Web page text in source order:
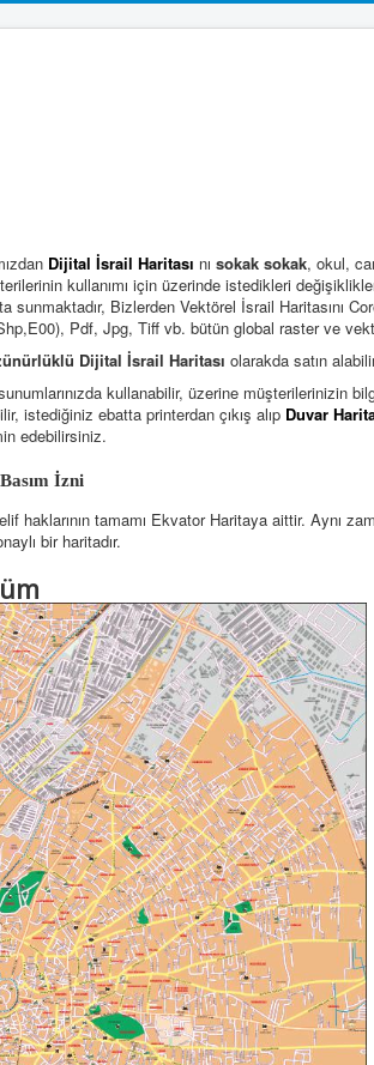
Dijital İsrail Haritası nı sokak sokak, okul,
kullanımı için üzerinde istedikleri
Bizlerden Vektörel İsrail Haritasını
Pdf, Jpg, Tiff vb. bütün global raster ve
Dijital İsrail Haritası olarakda satın
kullanabilir, üzerine müşterilerinizin
istediğiniz ebatta printerdan çıkış alıp Duvar
edebilirsiniz.
Basım İzni
haklarının tamamı Ekvator Haritaya aittir. Aynı
bir haritadır.